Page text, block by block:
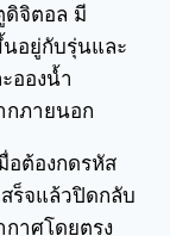
ดิจิตอล มี
อยู่กับรุ่นและ
อองน้ำ
กภายนอก
อต้องกดรหัส
ร็จแล้วปิดกลับ
กาศโดยตรง